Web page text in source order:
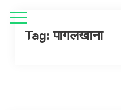
Tag:पागलखाना